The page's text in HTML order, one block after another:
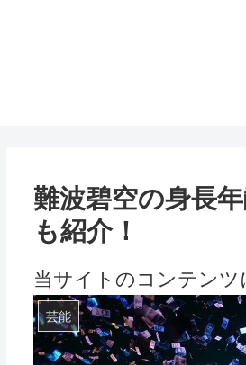
難波碧空の身長
も紹介！
当サイトのコンテンツ
芸能